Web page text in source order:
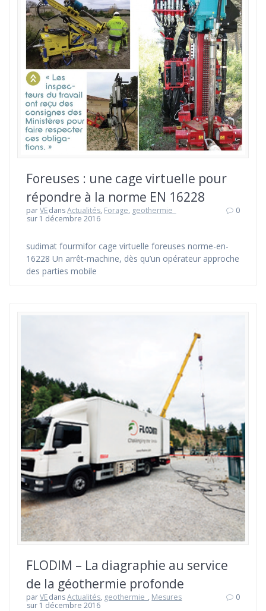
Foreuses : une cage virtuelle pour
répondre à la norme EN 16228
parVEdansActualités, Forage, geothermie_
sur 1 décembre 2016
0
sudimat fourmifor cage virtuelle foreuses norme-en-
16228 Un arrêt-machine, dès qu’un opérateur approche
des parties mobile
FLODIM – La diagraphie au service
de la géothermie profonde
parVEdansActualités, geothermie_ , Mesures
sur 1 décembre 2016
0